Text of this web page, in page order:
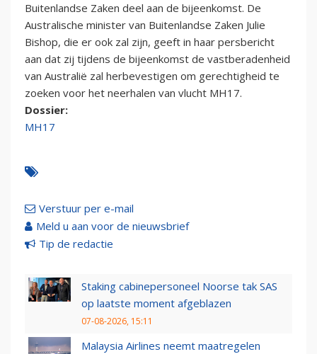
Buitenlandse Zaken deel aan de bijeenkomst. De
Australische minister van Buitenlandse Zaken Julie
Bishop, die er ook zal zijn, geeft in haar persbericht
aan dat zij tijdens de bijeenkomst de vastberadenheid
van Australië zal herbevestigen om gerechtigheid te
zoeken voor het neerhalen van vlucht MH17.
Dossier:
MH17
Verstuur per e-mail
Meld u aan voor de nieuwsbrief
Tip de redactie
Staking cabinepersoneel Noorse tak SAS
op laatste moment afgeblazen
07-08-2026, 15:11
Malaysia Airlines neemt maatregelen